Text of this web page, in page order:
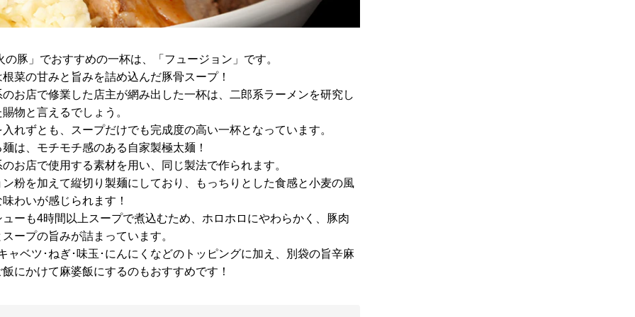
の豚」でおすすめの一杯は、「フュージョン」です。
菜の甘みと旨みを詰め込んだ豚骨スープ！
お店で修業した店主が網み出した一杯は、二郎系ラーメンを研究し
物と言えるでしょう。
れずとも、スープだけでも完成度の高い一杯となっています。
は、モチモチ感のある自家製極太麺！
お店で使用する素材を用い、同じ製法で作られます。
ン粉を加えて縦切り製麺にしており、もっちりとした食感と小麦の風
わいが感じられます！
ーも4時間以上スープで煮込むため、ホロホロにやわらかく、豚肉
ープの旨みが詰まっています。
ャベツ･ねぎ･味玉･にんにくなどのトッピングに加え、別袋の旨辛麻
にかけて麻婆飯にするのもおすすめです！